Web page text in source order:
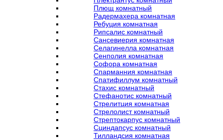
Плющ комнатный
Радермахера комнатная
Ребуция комнатная
Рипсалис комнатный
Сансевиерия комнатная
Селагинелла комнатная
Сенполия комнатная
Софора комнатная
Спарманния комнатная
Спатифиллум комнатный
Стахис комнатный
Стефанотис комнатный
Стрелитция комнатная
Стрелолист комнатный
Стрептокарпус комнатный
Сциндапсус комнатный
Тилландсия комнатная